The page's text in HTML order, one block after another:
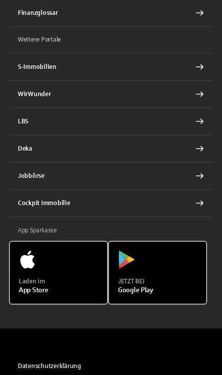
Finanzglossar
Weitere Portale
S-Immobilien
WirWunder
LBS
Deka
Jobbörse
Cockpit Immobilie
App Sparkasse
Laden im
App Store
JETZT BEI
Google Play
Datenschutzerklärung